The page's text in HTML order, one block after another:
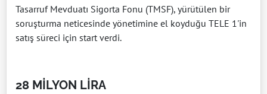
Tasarruf Mevduatı Sigorta Fonu (TMSF), yürütülen bir
soruşturma neticesinde yönetimine el koyduğu TELE 1'in
satış süreci için start verdi.
28 MİLYON LİRA